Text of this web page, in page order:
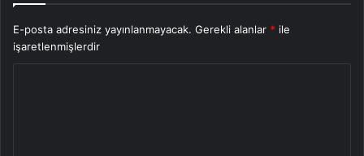
E-posta adresiniz yayınlanmayacak. Gerekli alanlar * ile
işaretlenmişlerdir